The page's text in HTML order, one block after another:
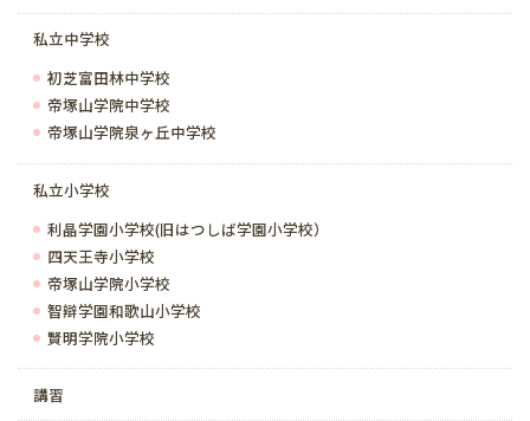
私立中学校
初芝富田林中学校
帝塚山学院中学校
帝塚山学院泉ヶ丘中学校
私立小学校
利晶学園小学校(旧はつしば学園小学校）
四天王寺小学校
帝塚山学院小学校
智辯学園和歌山小学校
賢明学院小学校
講習